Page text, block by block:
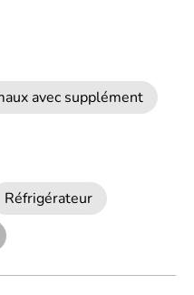
avec supplément
Réfrigérateur